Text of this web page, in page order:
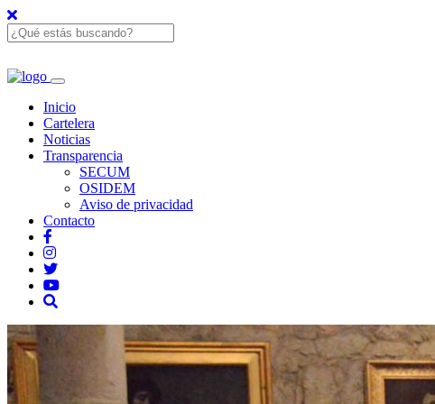
Inicio
Cartelera
Noticias
Transparencia
SECUM
OSIDEM
Aviso de privacidad
Contacto